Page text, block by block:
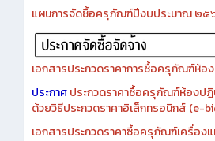
แผนการจัดซื้อครุภัณฑ์ปีงบประมาณ ๒๕
เอกสารประกวดราคาการซื้อครุภัณฑ์ห้
ประกาศประกวดราคาซื้อครุภัณฑ์ห้องป
ด้วยวิธีประกวดราคาอิเล็กทรอนิกส์ (e-
เอกสารประกวดราคาซื้อครุภัณฑ์เครื่อ